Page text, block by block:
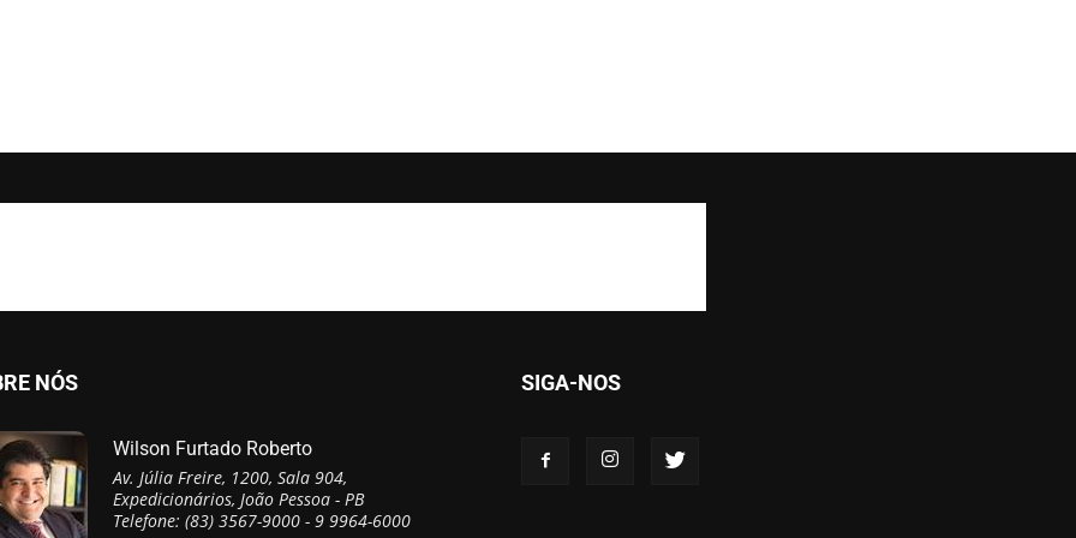
NÓS
Wilson Furtado Roberto
Av. Júlia Freire, 1200, Sala 904,
Expedicionários, João Pessoa - PB
Telefone: (83) 3567-9000 - 9 9964-6000
SIGA-NOS